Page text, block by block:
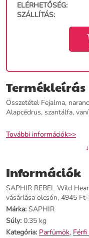
ELÉRHETŐSÉG:
SZÁLLÍTÁS:
Termékleírás
Összetétel Fejalma,
Alapcédrus, szantálfa,
További információk>>
Információk
SAPHIR REBEL Wild
vásárlása olcsón, 4945
Márka: SAPHIR
Súly: 0.35 kg
Kategória: Parfümök,